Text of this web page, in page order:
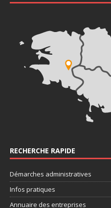
RECHERCHE RAPIDE
Démarches administratives
Infos pratiques
Annuaire des entreprises